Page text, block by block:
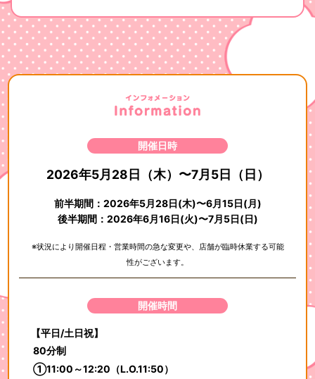
開催日時
2026年5月28日（木）〜7月5日（日）
前半期間：2026年5月28日(木)〜6月15日(月)
後半期間：2026年6月16日(火)〜7月5日(日)
※状況により開催日程・営業時間の急な変更や、店舗が臨時休業する可能
性がございます。
開催時間
【平日/土日祝】
80分制
①11:00～12:20（L.O.11:50）